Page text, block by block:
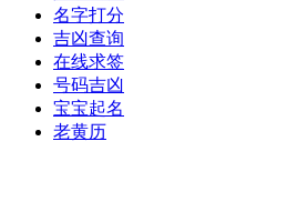
名字打分
吉凶查询
在线求签
号码吉凶
宝宝起名
老黄历